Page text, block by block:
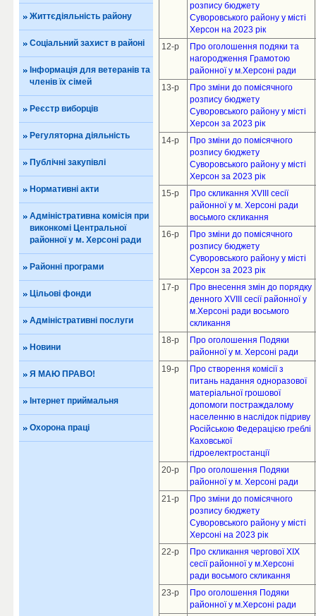
Життєдіяльність району
Соціальний захист в районі
Інформація для ветеранів та
членів їх сімей
Реєстр виборців
Регуляторна діяльність
Публічні закупівлі
Нормативні акти
Адміністративна комісія при
виконкомі Центральної
районної у м. Херсоні ради
Районні програми
Цільові фонди
Адміністративні послуги
Новини
Я МАЮ ПРАВО!
Інтернет приймальня
Охорона праці
розпису бюджету
Суворовського району у місті
Херсон на 2023 рік
12-р
Про оголошення подяки та
нагородження Грамотою
районної у м.Херсоні ради
13-р
Про зміни до помісячного
розпису бюджету
Суворовського району у місті
Херсон за 2023 рік
14-р
Про зміни до помісячного
розпису бюджету
Суворовського району у місті
Херсон за 2023 рік
15-р
Про скликання XVIII сесії
районної у м. Херсоні ради
восьмого скликання
16-р
Про зміни до помісячного
розпису бюджету
Суворовського району у місті
Херсон за 2023 рік
17-р
Про внесення змін до порядку
денного ХVІІІ сесії районної у
м.Херсоні ради восьмого
скликання
18-р
Про оголошення Подяки
районної у м. Херсоні ради
19-р
Про створення комісії з
питань надання одноразової
матеріальної грошової
допомоги постраждалому
населенню в наслідок підриву
Російською Федерацією греблі
Каховської
гідроелектростанції
20-р
Про оголошення Подяки
районної у м. Херсоні ради
21-р
Про зміни до помісячного
розпису бюджету
Суворовського району у місті
Херсоні на 2023 рік
22-р
Про скликання чергової XIX
сесії районної у м.Херсоні
ради восьмого скликання
23-р
Про оголошення Подяки
районної у м.Херсоні ради